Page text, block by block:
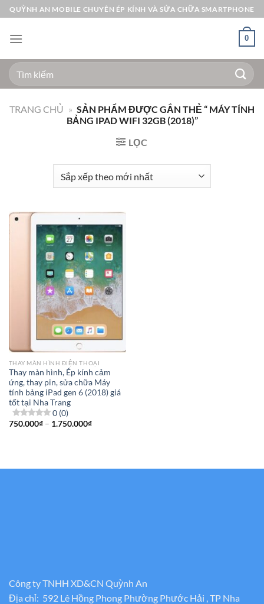
Bỏ
qua
nội
QUỲNH AN MOBILE CHUYÊN ÉP KÍNH VÀ SỬA CHỮA SMARTPHONE
0
Tìm
kiếm:
TRANG CHỦ » SẢN PHẨM ĐƯỢC GẮN THẺ “ MÁY TÍNH
BẢNG IPAD WIFI 32GB (2018)”
LỌC
THAY MÀN HÌNH ĐIỆN THOẠI
Thay màn hình, Ép kính cảm
ứng, thay pin, sửa chữa Máy
tính bảng iPad gen 6 (2018) giá
tốt tại Nha Trang
0 (0)
750.000₫ – 1.750.000₫Khoảng
Công ty TNHH XD&CN Quỳnh An
Địa chỉ: 592 Lê Hồng Phong Phường Phước Hải , TP Nha